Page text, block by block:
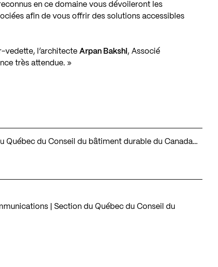
en ce domaine vous dévoileront les
afin de vous offrir des solutions accessibles
vedette, l’architecteArpan Bakshi, Associé
très attendue. »
Québec du Conseil du bâtiment durable du Canada…
| Section du Québec du Conseil du